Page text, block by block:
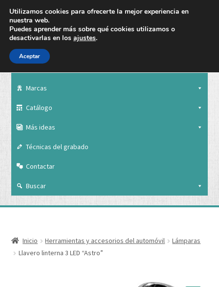
Marcas
Catálogo
Más ideas
Técnicas del grabado
Contactar
Buscar
Nuestra empresa
el
Inicio Herramientas y accesorios del automóvil
Lámparas
Llavero linterna 3 LED “Astro”
Utilizamos cookies para ofrecerte la mejor experiencia en
nuestra web.
Puedes aprender más sobre qué cookies utilizamos o
desactivarlas en los ajustes.
Aceptar